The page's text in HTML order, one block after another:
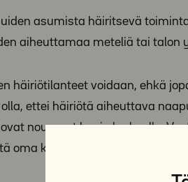
asumista häiritsevä
aiheuttamaa meteliä tai talon
häiriötilanteet voidaan, ehkä
olla, ettei häiriötä aiheuttava
nousseet hyvin korkealle.
oma koira haukkua räksyttää